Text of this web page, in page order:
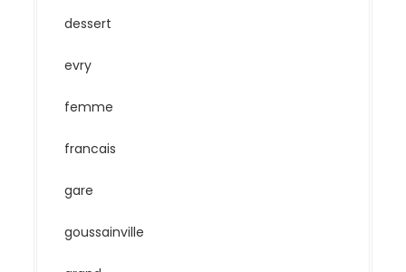
dessert
evry
femme
francais
gare
goussainville